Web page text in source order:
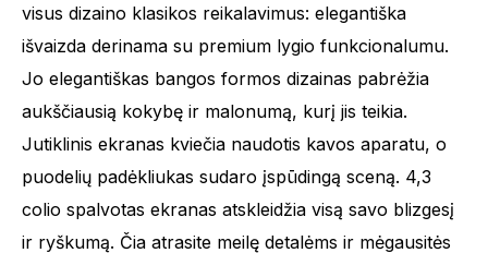
visus dizaino klasikos reikalavimus: elegantiška
išvaizda derinama su premium lygio funkcionalumu.
Jo elegantiškas bangos formos dizainas pabrėžia
aukščiausią kokybę ir malonumą, kurį jis teikia.
Jutiklinis ekranas kviečia naudotis kavos aparatu, o
puodelių padėkliukas sudaro įspūdingą sceną. 4,3
colio spalvotas ekranas atskleidžia visą savo blizgesį
ir ryškumą. Čia atrasite meilę detalėms ir mėgausitės